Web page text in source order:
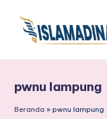
pwnu lampung
Beranda » pwnu lampung